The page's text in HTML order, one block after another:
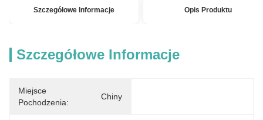
Szczegółowe Informacje Opis Produktu
Szczegółowe Informacje
Miejsce
Pochodzenia:
Chiny